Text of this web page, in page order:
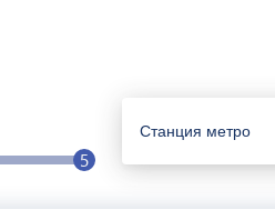
5
Станция метро